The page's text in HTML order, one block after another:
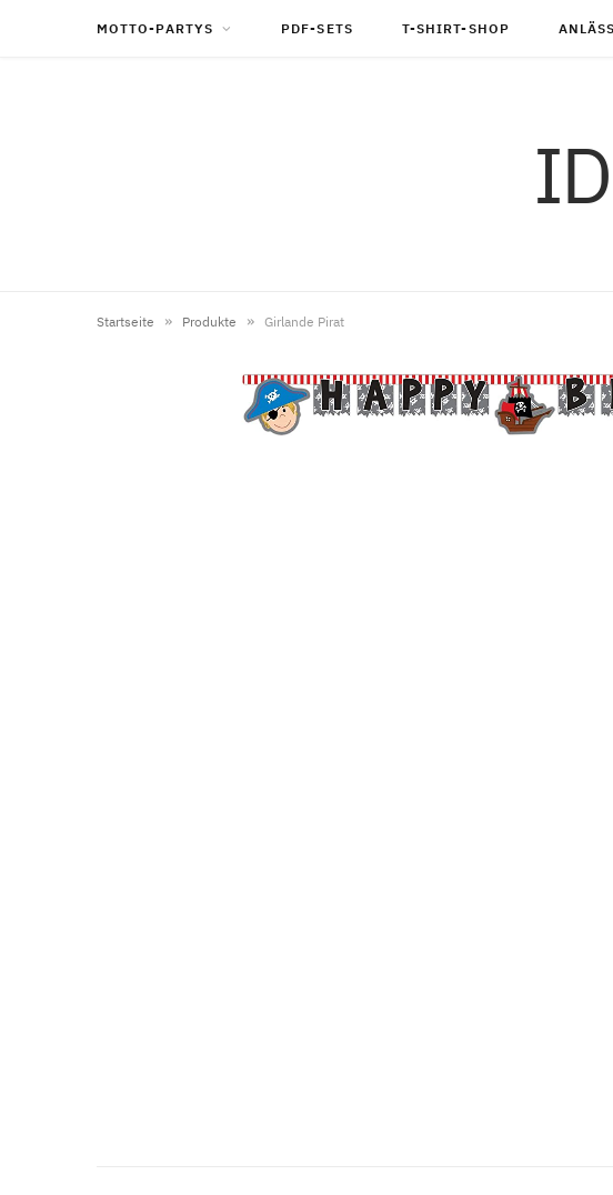
MOTTO-PARTYS PDF-SETS T-SHIRT-SHOP
Startseite » Produkte » Girlande Pirat